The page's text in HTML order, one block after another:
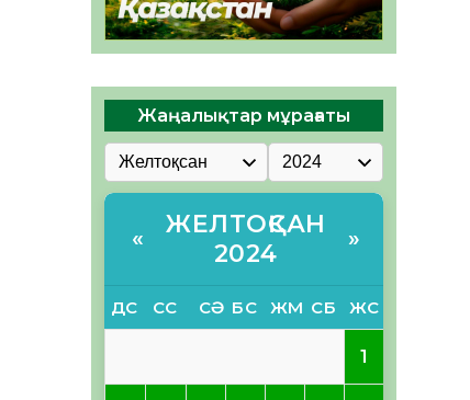
Жаңалықтар мұрағаты
«
ЖЕЛТОҚСАН
2024
»
ДС СС СӘ БС ЖМ СБ ЖС
1